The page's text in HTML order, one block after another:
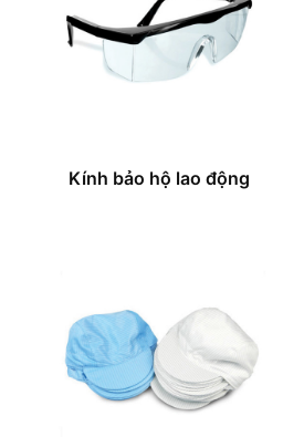
Kính bảo hộ lao động